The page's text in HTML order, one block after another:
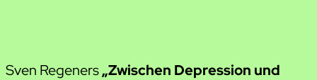
Sven Regeners„Zwischen Depression und